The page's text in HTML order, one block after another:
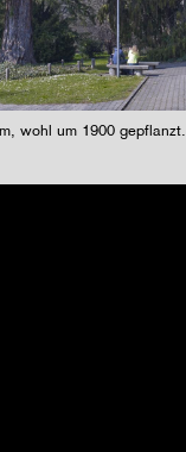
wohl um 1900 gepflanzt.